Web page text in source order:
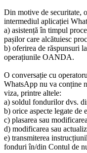
Din motive de securitate,
intermediul aplicației
a) asistență în timpul
pașilor care alcătuiesc
b) oferirea de răspunsuri
operațiunile OANDA.
O conversație cu
WhatsApp nu va conține
viza, printre altele:
a) soldul fondurilor dvs.
b) orice aspecte legate de
c) plasarea sau
d) modificarea sau
e) transmiterea
fonduri în/din Contul de